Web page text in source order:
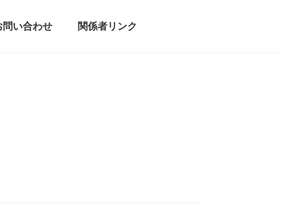
問い合わせ 関係者リンク